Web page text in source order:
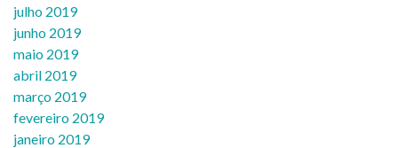
julho 2019
junho 2019
maio 2019
abril 2019
março 2019
fevereiro 2019
janeiro 2019